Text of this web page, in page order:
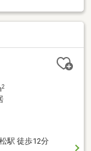
2
駅 徒歩12分